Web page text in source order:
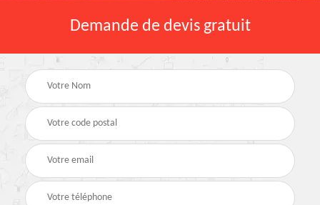
Demande de devis gratuit